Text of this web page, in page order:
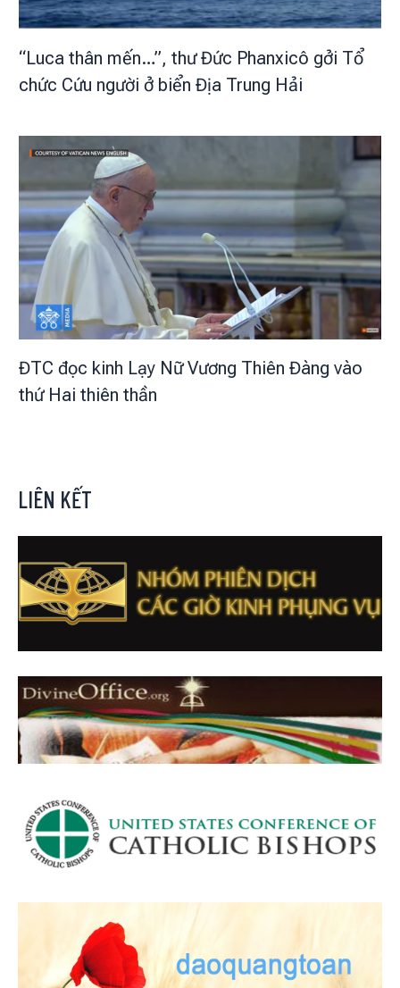
“Luca thân mến…”, thư Đức Phanxicô gởi Tổ
chức Cứu người ở biển Địa Trung Hải
ĐTC đọc kinh Lạy Nữ Vương Thiên Đàng vào
thứ Hai thiên thần
LIÊN KẾT